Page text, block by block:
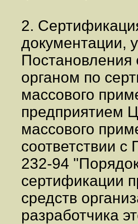
2.
документации,
Постановления
органом по
массового
предприятием
массового
соответствии
232-94
сертификации
средств
разработчика